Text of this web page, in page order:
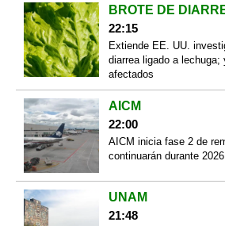
BROTE DE
22:15
Extiende EE. UU.
diarrea ligado a lechuga;
afectados
AICM
22:00
AICM inicia fase 2 de
continuarán durante
UNAM
21:48